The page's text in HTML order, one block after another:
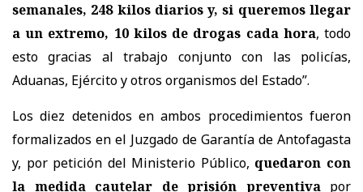
semanales, 248 kilos diarios y, si queremos llegar
a un extremo, 10 kilos de drogas cada hora, todo
esto gracias al trabajo conjunto con las policías,
Aduanas, Ejército y otros organismos del Estado”.
Los diez detenidos en ambos procedimientos fueron
formalizados en el Juzgado de Garantía de Antofagasta
y, por petición del Ministerio Público, quedaron con
la medida cautelar de prisión preventivapor